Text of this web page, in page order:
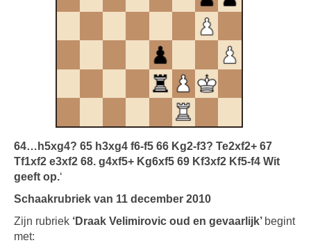
64…h5xg4? 65 h3xg4 f6-f5 66 Kg2-f3? Te2xf2+ 67
Tf1xf2 e3xf2 68. g4xf5+ Kg6xf5 69 Kf3xf2 Kf5-f4 Wit
geeft op.‘
Schaakrubriek van 11 december 2010
Zijn rubriek ‘Draak Velimirovic oud en gevaarlijk’ begint
met: